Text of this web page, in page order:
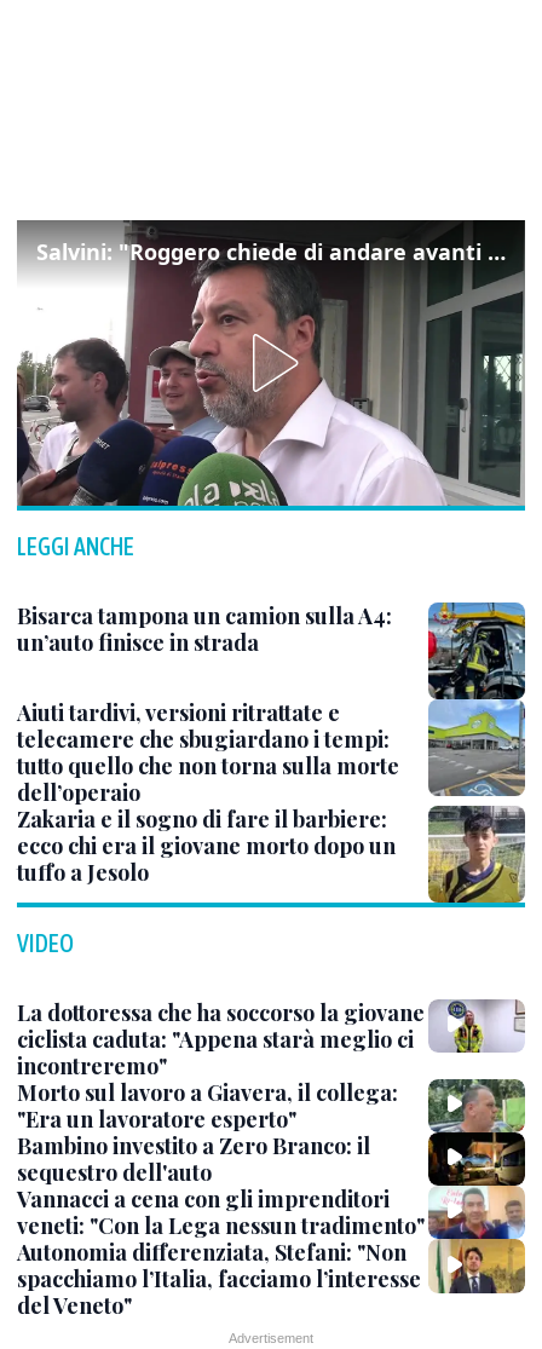
Salvini: "Roggero chiede di andare avanti su norma anti-risarcimenti"
LEGGI ANCHE
Bisarca tampona un camion sulla A4:
un’auto finisce in strada
Aiuti tardivi, versioni ritrattate e
telecamere che sbugiardano i tempi:
tutto quello che non torna sulla morte
dell’operaio
Zakaria e il sogno di fare il barbiere:
ecco chi era il giovane morto dopo un
tuffo a Jesolo
VIDEO
La dottoressa che ha soccorso la giovane
ciclista caduta: "Appena starà meglio ci
incontreremo"
Morto sul lavoro a Giavera, il collega:
"Era un lavoratore esperto"
Bambino investito a Zero Branco: il
sequestro dell'auto
Vannacci a cena con gli imprenditori
veneti: "Con la Lega nessun tradimento"
Autonomia differenziata, Stefani: "Non
spacchiamo l’Italia, facciamo l’interesse
del Veneto"